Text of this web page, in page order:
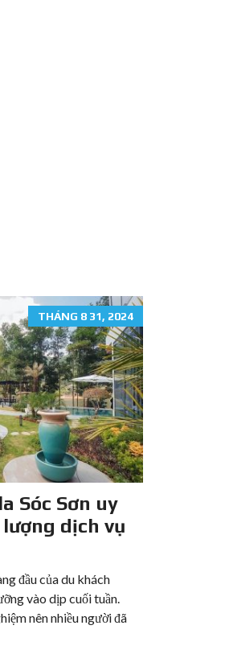
THÁNG 8 31, 2024
Sóc Sơn uy
dịch vụ
đầu của du khách
vào dịp cuối tuần.
nên nhiều người đã